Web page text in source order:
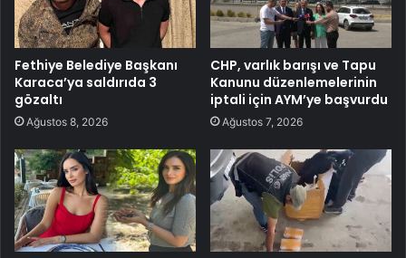
Fethiye Belediye Başkanı
Karaca’ya saldırıda 3
gözaltı
Ağustos 8, 2026
CHP, varlık barışı ve Tapu
Kanunu düzenlemelerinin
iptali için AYM’ye başvurdu
Ağustos 7, 2026